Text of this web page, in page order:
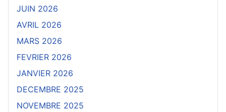
JUIN 2026
AVRIL 2026
MARS 2026
FEVRIER 2026
JANVIER 2026
DECEMBRE 2025
NOVEMBRE 2025